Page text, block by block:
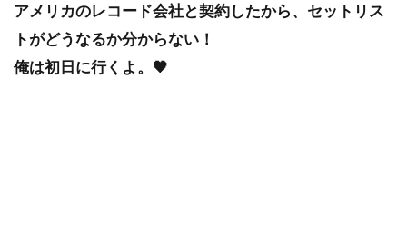
アメリカのレコード会社と契約したから、セットリス
トがどうなるか分からない！
俺は初日に行くよ。🖤